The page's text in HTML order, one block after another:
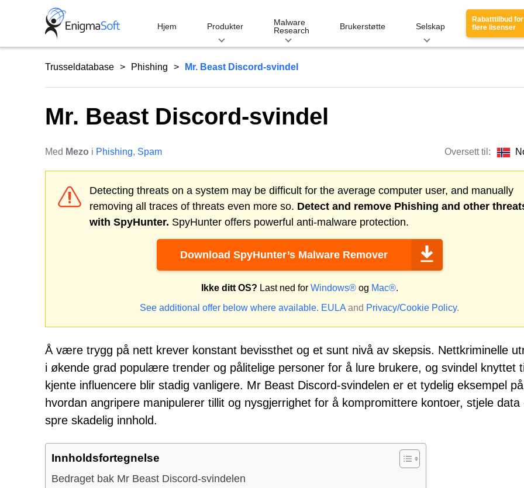
Hjem Produkter
Malware
Research
Brukerstøtte Selskap
Rabatttilbud for
flere lisenser
Trusseldatabase Phishing Mr. Beast Discord-svindel
Mr. Beast Discord-svindel
Med Mezo i Phishing, Spam Oversett til:
Detecting threats on a system may be difficult for the average computer user, and manually
removing all traces of threats even more so. Detect and remove Phishing and other
with SpyHunter. SpyHunter offers powerful anti-malware protection.
Download SpyHunter’s Malware Remover
Ikke ditt OS? Last ned for Windows®og Mac®.
See additional offer below where available. EULA and Privacy/Cookie Policy.
Å være trygg på nett krever konstant bevissthet og et sunt nivå av skepsis. Nettkriminelle
i økende grad populære trender og pålitelige personer for å lure brukere, og svindel knyttet
kjente influencere blir stadig vanligere. Mr Beast Discord-svindelen er et tydelig eksempel på
hvordan angripere manipulerer tillit og nysgjerrighet for å kompromittere kontoer, stjele data
spre skadelig innhold.
Innholdsfortegnelse
Bedraget bak Mr Beast Discord-svindelen